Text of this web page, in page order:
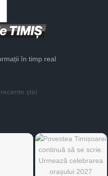
în timp real
știri